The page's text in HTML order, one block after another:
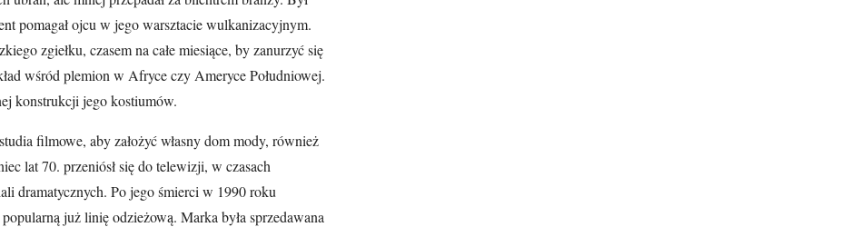
pomagał ojcu w jego warsztacie wulkanizacyjnym.
zgiełku, czasem na całe miesiące, by zanurzyć się
wśród plemion w Afryce czy Ameryce Południowej.
konstrukcji jego kostiumów.
filmowe, aby założyć własny dom mody, również
lat 70. przeniósł się do telewizji, w czasach
dramatycznych. Po jego śmierci w 1990 roku
już linię odzieżową. Marka była sprzedawana